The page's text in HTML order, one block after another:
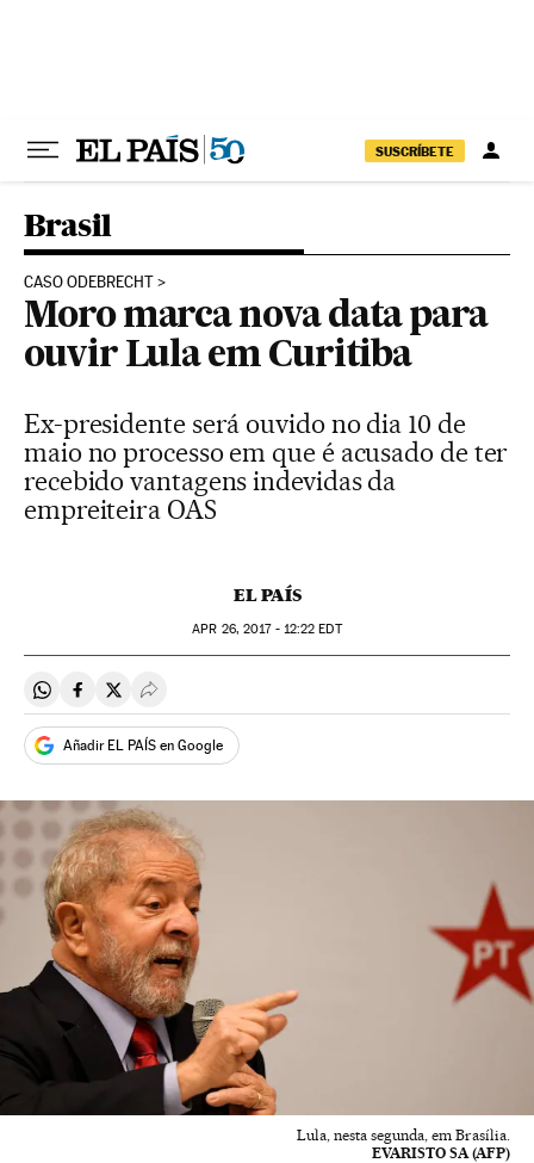
SUSCRÍBETE
Brasil
CASO ODEBRECHT
Moro marca nova data para
ouvir Lula em Curitiba
Ex-presidente será ouvido no dia 10 de
maio no processo em que é acusado de ter
recebido vantagens indevidas da
empreiteira OAS
EL PAÍS
APR 26, 2017 - 12:22 EDT
Compartir en Whatsapp
Compartir en Facebook
Compartir en Twitter
Desplegar Redes Sociales
Añadir EL PAÍS en Google
Lula, nesta segunda, em Brasília.
EVARISTO SA (AFP)